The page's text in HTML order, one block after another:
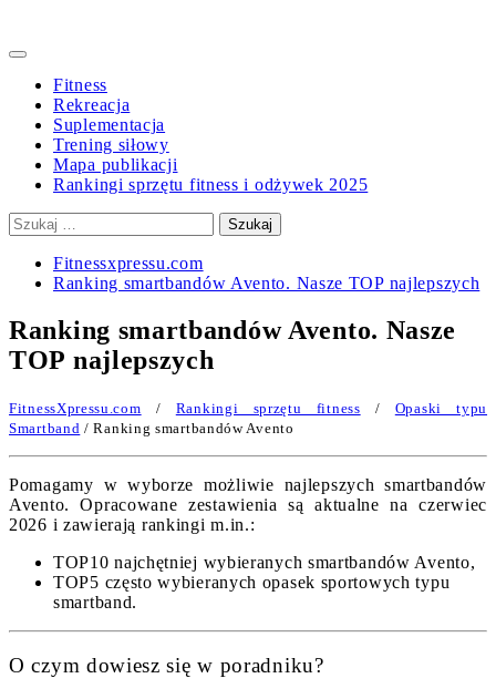
Primary
Fitness
Rekreacja
Suplementacja
Trening siłowy
Mapa publikacji
Rankingi sprzętu fitness i odżywek 2025
Szukaj:
Fitnessxpressu.com
Ranking smartbandów Avento. Nasze TOP najlepszych
Ranking smartbandów Avento. Nasze
TOP najlepszych
FitnessXpressu.com / Rankingi sprzętu fitness / Opaski typu
Smartband / Ranking smartbandów Avento
Pomagamy w wyborze możliwie najlepszych smartbandów
Avento. Opracowane zestawienia są aktualne na czerwiec
2026 i zawierają rankingi m.in.:
TOP10 najchętniej wybieranych smartbandów Avento,
TOP5 często wybieranych opasek sportowych typu
smartband.
O czym dowiesz się w poradniku?